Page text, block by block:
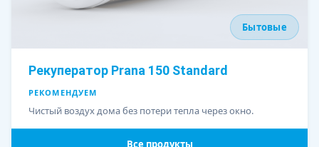
Бытовые
Рекуператор Prana 150 Standard
РЕКОМЕНДУЕМ
Чистый воздух дома без потери тепла через окно.
Все продукты